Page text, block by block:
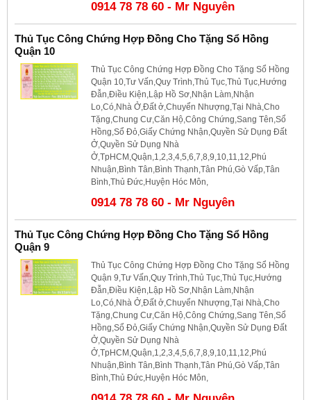
0914 78 78 60 - Mr Nguyên
Thủ Tục Công Chứng Hợp Đồng Cho Tặng Sổ Hồng
Quận 10
Thủ Tục Công Chứng Hợp Đồng Cho Tặng Sổ Hồng
Quận 10,Tư Vấn,Quy Trình,Thủ Tục,Thủ Tục,Hướng
Đẫn,Điều Kiện,Lập Hồ Sơ,Nhận Làm,Nhận
Lo,Có,Nhà Ở,Đất ở,Chuyển Nhượng,Tại Nhà,Cho
Tặng,Chung Cư,Căn Hộ,Công Chứng,Sang Tên,Sổ
Hồng,Sổ Đỏ,Giấy Chứng Nhận,Quyền Sử Dụng Đất
Ở,Quyền Sử Dụng Nhà
Ở,TpHCM,Quận,1,2,3,4,5,6,7,8,9,10,11,12,Phú
Nhuận,Bình Tân,Bình Thạnh,Tân Phú,Gò Vấp,Tân
Bình,Thủ Đức,Huyện Hóc Môn,
0914 78 78 60 - Mr Nguyên
Thủ Tục Công Chứng Hợp Đồng Cho Tặng Sổ Hồng
Quận 9
Thủ Tục Công Chứng Hợp Đồng Cho Tặng Sổ Hồng
Quận 9,Tư Vấn,Quy Trình,Thủ Tục,Thủ Tục,Hướng
Đẫn,Điều Kiện,Lập Hồ Sơ,Nhận Làm,Nhận
Lo,Có,Nhà Ở,Đất ở,Chuyển Nhượng,Tại Nhà,Cho
Tặng,Chung Cư,Căn Hộ,Công Chứng,Sang Tên,Sổ
Hồng,Sổ Đỏ,Giấy Chứng Nhận,Quyền Sử Dụng Đất
Ở,Quyền Sử Dụng Nhà
Ở,TpHCM,Quận,1,2,3,4,5,6,7,8,9,10,11,12,Phú
Nhuận,Bình Tân,Bình Thạnh,Tân Phú,Gò Vấp,Tân
Bình,Thủ Đức,Huyện Hóc Môn,